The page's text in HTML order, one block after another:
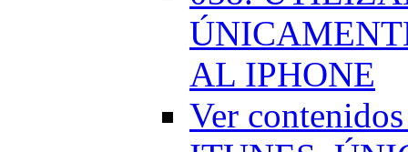
AL IPHONE
Ver